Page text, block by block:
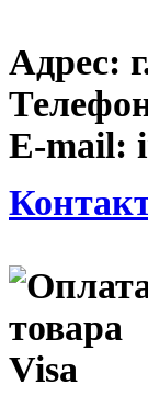
Адрес:
E-mail: